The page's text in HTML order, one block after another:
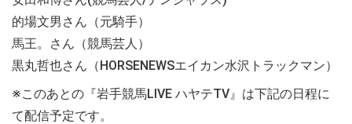
的場文男さん（元騎手）
馬王。さん（競馬芸人）
黒丸哲也さん（HORSENEWSエイカン水沢トラックマン）
※このあとの『岩手競馬LIVE ハヤテTV』は下記の日程に
て配信予定です。